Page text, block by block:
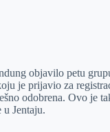
objavilo petu
je prijavio za
odobrena. Ovo je
Jentaju.